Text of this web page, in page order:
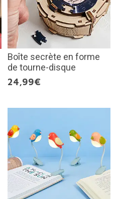
Boîte secrète en forme
de tourne-disque
24,99€